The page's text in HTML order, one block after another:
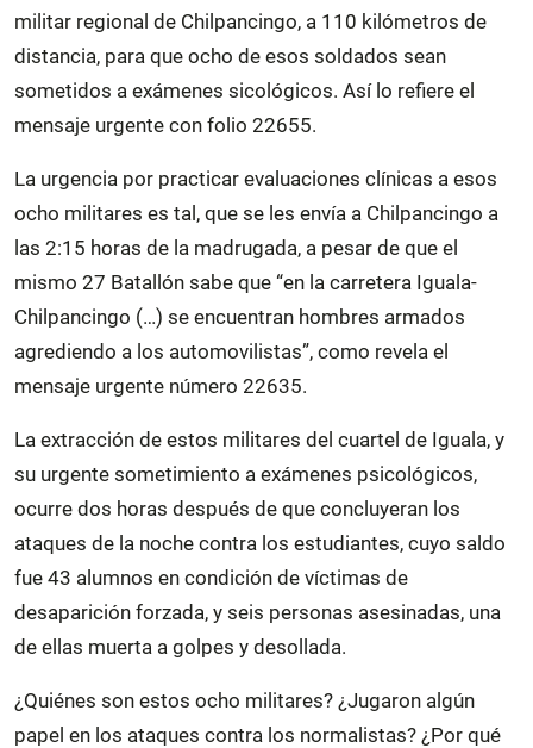
militar regional de Chilpancingo, a 110 kilómetros de
distancia, para que ocho de esos soldados sean
sometidos a exámenes sicológicos. Así lo refiere el
mensaje urgente con folio 22655.
La urgencia por practicar evaluaciones clínicas a esos
ocho militares es tal, que se les envía a Chilpancingo a
las 2:15 horas de la madrugada, a pesar de que el
mismo 27 Batallón sabe que “en la carretera Iguala-
Chilpancingo (…) se encuentran hombres armados
agrediendo a los automovilistas”, como revela el
mensaje urgente número 22635.
La extracción de estos militares del cuartel de Iguala, y
su urgente sometimiento a exámenes psicológicos,
ocurre dos horas después de que concluyeran los
ataques de la noche contra los estudiantes, cuyo saldo
fue 43 alumnos en condición de víctimas de
desaparición forzada, y seis personas asesinadas, una
de ellas muerta a golpes y desollada.
¿Quiénes son estos ocho militares? ¿Jugaron algún
papel en los ataques contra los normalistas? ¿Por qué